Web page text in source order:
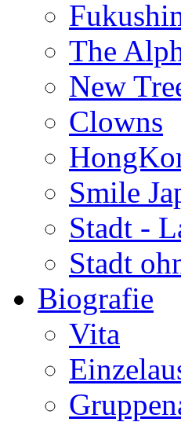
The
New
Clowns
Smile
Stadt -
Stadt
Biografie
Vita